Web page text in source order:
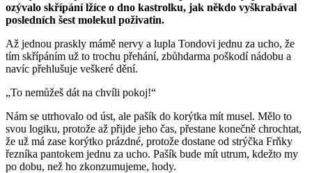
ozývalo skřípání lžíce o dno kastrolku, jak někdo vyškrabával
posledních šest molekul poživatin.
Až jednou praskly mámě nervy a lupla Tondovi jednu za ucho, že
tím skřípáním už to trochu přehání, zbůhdarma poškodí nádobu a
navíc přehlušuje veškeré dění.
„To nemůžeš dát na chvíli pokoj!“
Nám se utrhovalo od úst, ale pašík do korýtka mít musel. Mělo to
svou logiku, protože až přijde jeho čas, přestane konečně chrochtat,
že už má zase korýtko prázdné, protože dostane od strýčka Frňky
řezníka pantokem jednu za ucho. Pašík bude mít utrum, kdežto my
po dobu, než ho zkonzumujeme, hody.